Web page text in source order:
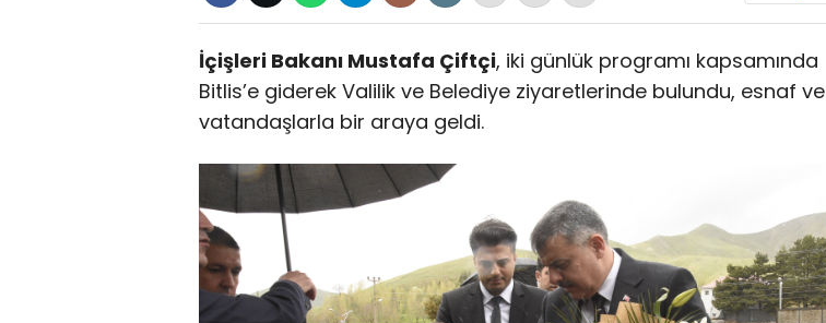
İçişleri Bakanı Mustafa Çiftçi, iki günlük programı kapsamında
Bitlis’e giderek Valilik ve Belediye ziyaretlerinde bulundu, esnaf ve
vatandaşlarla bir araya geldi.